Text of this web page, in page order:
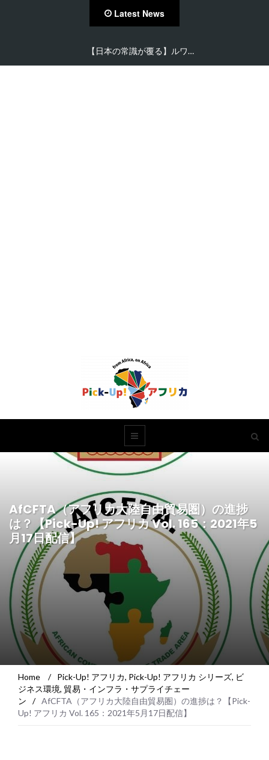
Latest News
【日本の常識が覆る】ルワ…
AfCFTA（アフリカ大陸自由貿易圏）の進捗
は？【Pick-Up! アフリカ Vol. 165：2021年5
月17日配信】
Home / Pick-Up! アフリカ, Pick-Up! アフリカ シリーズ, ビ
ジネス環境, 貿易・インフラ・サプライチェー
ン
/ AfCFTA（アフリカ大陸自由貿易圏）の進捗は？【Pick-
Up! アフリカ Vol. 165：2021年5月17日配信】